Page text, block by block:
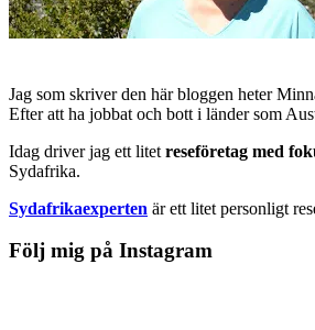
Jag som skriver den här bloggen heter
Efter att ha jobbat och bott i länder som
Idag driver jag ett litet reseföretag med
Sydafrika.
Sydafrikaexperten är ett litet personligt
Följ mig på Instagram